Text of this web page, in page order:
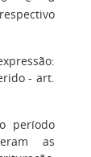
- art.
período
as